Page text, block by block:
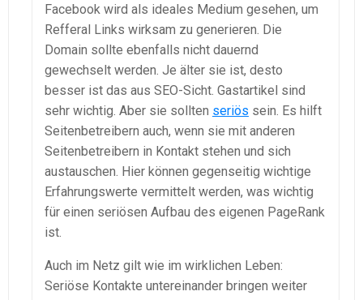
Facebook wird als ideales Medium gesehen, um
Refferal Links wirksam zu generieren. Die
Domain sollte ebenfalls nicht dauernd
gewechselt werden. Je älter sie ist, desto
besser ist das aus SEO-Sicht. Gastartikel sind
sehr wichtig. Aber sie sollten seriös sein. Es hilft
Seitenbetreibern auch, wenn sie mit anderen
Seitenbetreibern in Kontakt stehen und sich
austauschen. Hier können gegenseitig wichtige
Erfahrungswerte vermittelt werden, was wichtig
für einen seriösen Aufbau des eigenen PageRank
ist.
Auch im Netz gilt wie im wirklichen Leben:
Seriöse Kontakte untereinander bringen weiter